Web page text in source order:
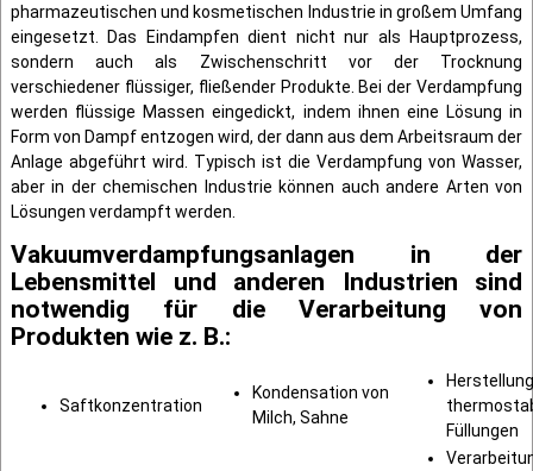
pharmazeutischen und kosmetischen Industrie in großem Umfang
eingesetzt. Das Eindampfen dient nicht nur als Hauptprozess,
sondern auch als Zwischenschritt vor der Trocknung
verschiedener flüssiger, fließender Produkte. Bei der Verdampfung
werden flüssige Massen eingedickt, indem ihnen eine Lösung in
Form von Dampf entzogen wird, der dann aus dem Arbeitsraum der
Anlage abgeführt wird. Typisch ist die Verdampfung von Wasser,
aber in der chemischen Industrie können auch andere Arten von
Lösungen verdampft werden.
Vakuumverdampfungsanlagen in der
Lebensmittel und anderen Industrien sind
notwendig für die Verarbeitung von
Produkten wie z. B.:
Saftkonzentration
Kondensation von
Milch, Sahne
Füllungen